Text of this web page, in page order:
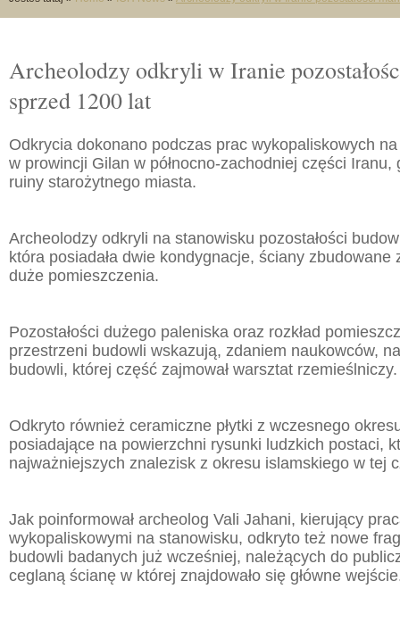
Archeolodzy odkryli w Iranie
sprzed 1200 lat
Odkrycia dokonano podczas prac wykopaliskowych
w prowincji Gilan w północno-zachodniej części Iranu,
ruiny starożytnego miasta.
Archeolodzy odkryli na stanowisku pozostałości
która posiadała dwie kondygnacje, ściany zbudowane
duże pomieszczenia.
Pozostałości dużego paleniska oraz rozkład
przestrzeni budowli wskazują, zdaniem naukowców,
budowli, której część zajmował warsztat rzemieślniczy.
Odkryto również ceramiczne płytki z wczesnego
posiadające na powierzchni rysunki ludzkich postaci,
najważniejszych znalezisk z okresu islamskiego w tej
Jak poinformował archeolog Vali Jahani, kierujący
wykopaliskowymi na stanowisku, odkryto też nowe
budowli badanych już wcześniej, należących do
ceglaną ścianę w której znajdowało się główne